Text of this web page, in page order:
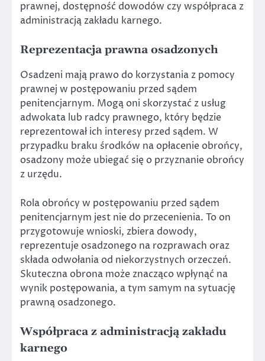
prawnej, dostępność dowodów czy współpraca z
administracją zakładu karnego.
Reprezentacja prawna osadzonych
Osadzeni mają prawo do korzystania z pomocy
prawnej w postępowaniu przed sądem
penitencjarnym. Mogą oni skorzystać z usług
adwokata lub radcy prawnego, który będzie
reprezentował ich interesy przed sądem. W
przypadku braku środków na opłacenie obrońcy,
osadzony może ubiegać się o przyznanie obrońcy
z urzędu.
Rola obrońcy w postępowaniu przed sądem
penitencjarnym jest nie do przecenienia. To on
przygotowuje wnioski, zbiera dowody,
reprezentuje osadzonego na rozprawach oraz
składa odwołania od niekorzystnych orzeczeń.
Skuteczna obrona może znacząco wpłynąć na
wynik postępowania, a tym samym na sytuację
prawną osadzonego.
Współpraca z administracją zakładu
karnego